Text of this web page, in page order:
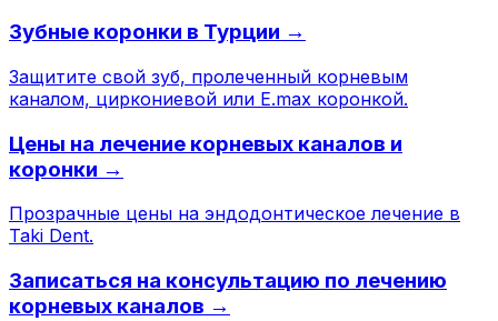
Зубные коронки в Турции →
Защитите свой зуб, пролеченный корневым
каналом, циркониевой или E.max коронкой.
Цены на лечение корневых каналов и
коронки →
Прозрачные цены на эндодонтическое лечение в
Taki Dent.
Записаться на консультацию по лечению
корневых каналов →